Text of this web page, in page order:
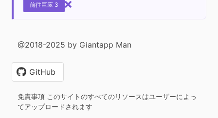
前往巨应 3
@2018-2025 by Giantapp Man
GitHub
免責事項 このサイトのすべてのリソースはユーザーによっ
てアップロードされます